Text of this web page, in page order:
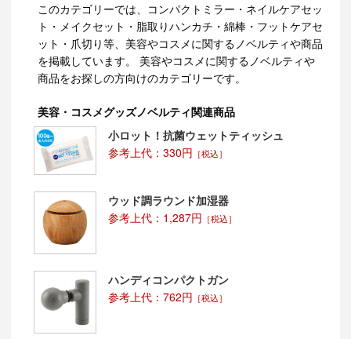
このカテゴリーでは、コンパクトミラー・ネイルケアセッ
ト・メイクセット・脂取りハンカチ・綿棒・フットケアセ
ット・爪切り等、美容やコスメに関するノベルティや商品
を掲載しています。 美容やコスメに関するノベルティや
商品をお探しの方向けのカテゴリーです。
美容・コスメグッズノベルティ関連商品
小ロット！抗菌ウェットティッシュ
参考上代：330円 ［税込］
ウッド調ラウンド加湿器
参考上代：1,287円 ［税込］
ハンディコンパクトガン
参考上代：762円 ［税込］